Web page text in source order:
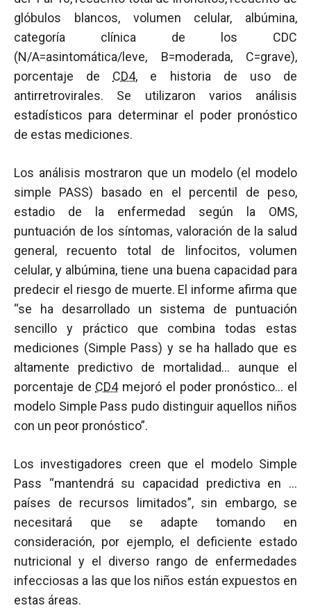
glóbulos blancos, volumen celular, albúmina,
categoría clínica de los CDC
(N/A=asintomática/leve, B=moderada, C=grave),
porcentaje de CD4, e historia de uso de
antirretrovirales. Se utilizaron varios análisis
estadísticos para determinar el poder pronóstico
de estas mediciones.
Los análisis mostraron que un modelo (el modelo
simple PASS) basado en el percentil de peso,
estadio de la enfermedad según la OMS,
puntuación de los síntomas, valoración de la salud
general, recuento total de linfocitos, volumen
celular, y albúmina, tiene una buena capacidad para
predecir el riesgo de muerte. El informe afirma que
“se ha desarrollado un sistema de puntuación
sencillo y práctico que combina todas estas
mediciones (Simple Pass) y se ha hallado que es
altamente predictivo de mortalidad… aunque el
porcentaje de CD4mejoró el poder pronóstico… el
modelo Simple Pass pudo distinguir aquellos niños
con un peor pronóstico”.
Los investigadores creen que el modelo Simple
Pass “mantendrá su capacidad predictiva en …
países de recursos limitados”, sin embargo, se
necesitará que se adapte tomando en
consideración, por ejemplo, el deficiente estado
nutricional y el diverso rango de enfermedades
infecciosas a las que los niños están expuestos en
estas áreas.